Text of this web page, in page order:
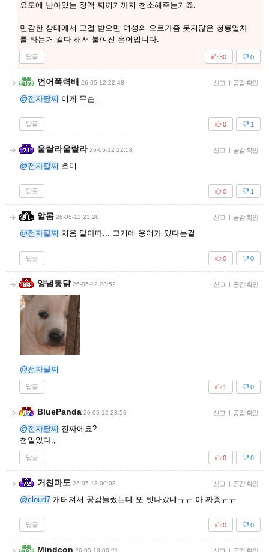
요도에 남아있는 정액 찌꺼기까지 청소해주는거죠.
민감한 상태에서 그걸 받으면 여성의 오르가즘 못지않은 청룡열차
를 타는거 같다-해서 붙여진 은어입니다.
답글 0
30
언어폭력배 26-05-12 22:48 신고 | 공감 확인
@전자팔찌 이게 무슨...
답글 1
0
울랄라울랄라 26-05-12 22:58 신고 | 공감 확인
@전자팔찌 흐미
답글 1
0
알몸 26-05-12 23:28 신고 | 공감 확인
@전자팔찌 처음 알아따... 그거에 용어가 있다는걸
답글 0
0
양념통닭 26-05-12 23:52 신고 | 공감 확인
@전자팔찌
답글 0
1
BluePanda 26-05-12 23:56 신고 | 공감 확인
@전자팔찌 진짜에요?
첨알았다;;
답글 0
0
거친파도 26-05-13 00:08 신고 | 공감 확인
@cloud7 개터져서 공감눌렀는데 또 빗나갔네ㅠㅠ 아 짜증ㅠㅠ
답글 0
0
Mindcon 26-05-13 00:21 |